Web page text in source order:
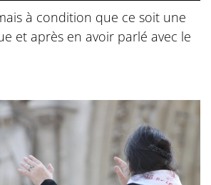
à condition que ce soit une
et après en avoir parlé avec le